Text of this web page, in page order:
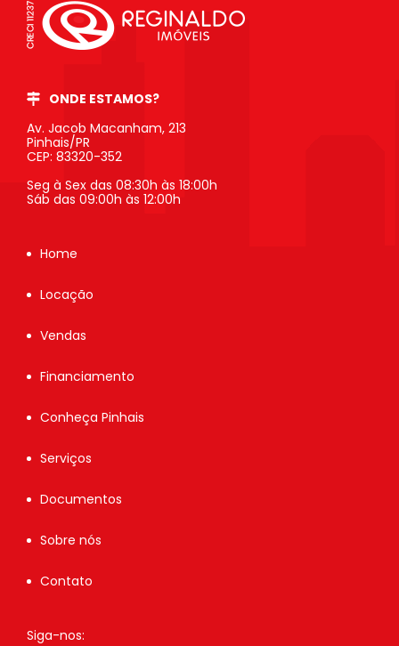
ONDE ESTAMOS?
Av. Jacob Macanham, 213
Pinhais/PR
CEP: 83320-352
Seg à Sex das 08:30h às 18:00h
Sáb das 09:00h às 12:00h
Home
Locação
Vendas
Financiamento
Conheça Pinhais
Serviços
Documentos
Sobre nós
Contato
Siga-nos: